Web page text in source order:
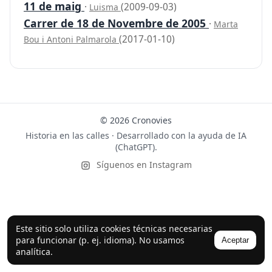
Este sitio solo utiliza cookies técnicas necesarias
para funcionar (p. ej. idioma). No usamos
analítica.
Aceptar
11 de maig · Luisma (2009-09-03)
Carrer de 18 de Novembre de 2005 · Marta
Bou i Antoni Palmarola (2017-01-10)
© 2026 Cronovies
Historia en las calles · Desarrollado con la ayuda de IA
(ChatGPT).
Síguenos en Instagram